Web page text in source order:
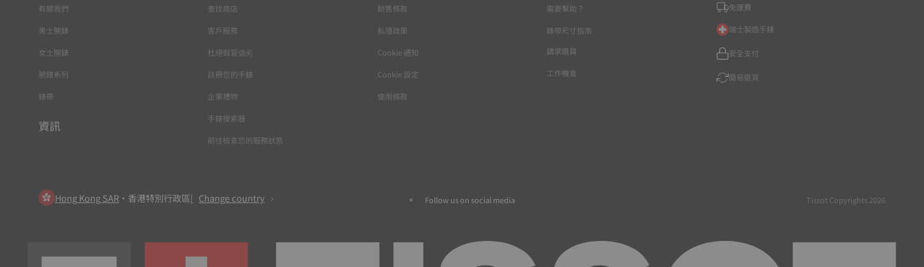
有關我們
男士腕錶
女士腕錶
腕錶系列
錶帶
資訊
查找商店
客戶服務
杜絕假冒僞劣
註冊您的手錶
企業禮物
手錶搜索器
前往檢查您的服務狀態
銷售條款
私隱政策
Cookie 通知
Cookie 設定
使用條款
需要幫助？
錶帶尺寸指南
請求退貨
工作機會
免運費
瑞士製造手錶
安全支付
簡易退貨
Hong Kong SAR • 香港特別行政區 Change country Follow us on social media Tissot Copyrights 2026